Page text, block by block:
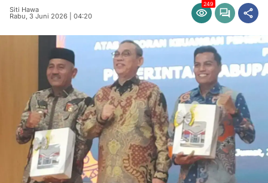
Siti Hawa
Rabu, 3 Juni 2026 | 04:20
249